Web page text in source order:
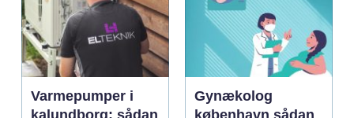
Varmepumper i
Gynækolog